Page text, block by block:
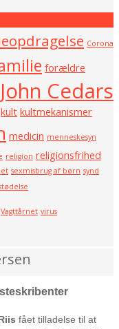
Corona
forældre
John Cedars
kult kultmekanismer
medicin menneskesyn
religion religionsfrihed
sexmisbrug af børn synd
Vagttårnet virus
fået tilladelse til at